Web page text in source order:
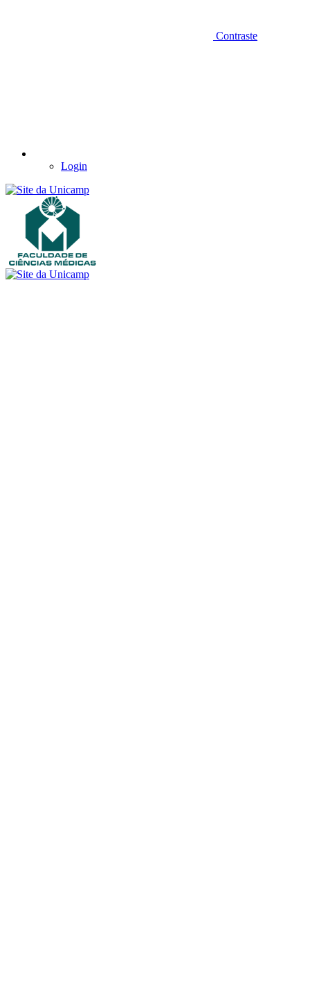
Contraste
Login